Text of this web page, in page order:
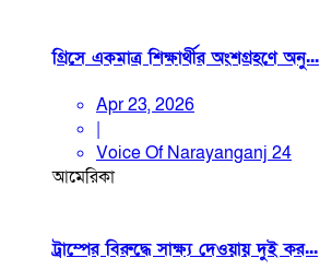
গ্রিসে একমাত্র শিক্ষার্থীর অংশগ্রহণে অনু...
Apr 23, 2026
|
Voice Of Narayanganj 24
আমেরিকা
ট্রাম্পের বিরুদ্ধে সাক্ষ্য দেওয়ায় দুই কর...